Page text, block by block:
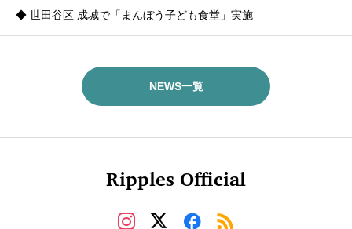
◆ 世田谷区 成城で「まんぼう子ども食堂」実施
NEWS一覧
Ripples Official